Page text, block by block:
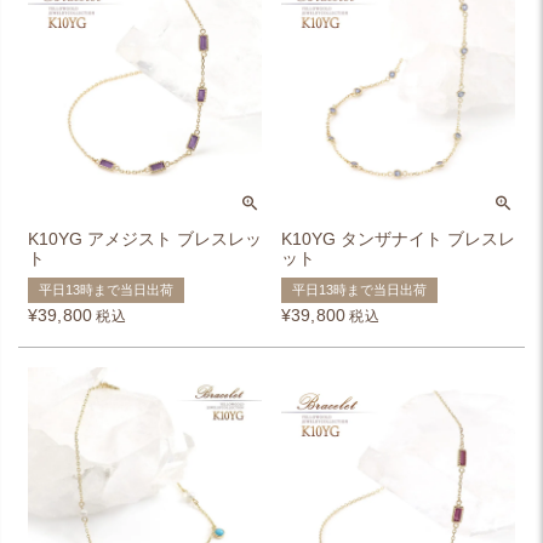
K10YG アメジスト ブレスレッ
ト
平日13時まで当日出荷
¥39,800 税込
K10YG タンザナイト ブレスレ
ット
平日13時まで当日出荷
¥39,800 税込